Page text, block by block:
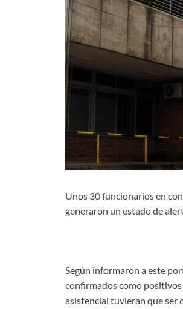
Unos 30 funcionarios en
generaron un estado de
Según informaron a este
confirmados como
asistencial tuvieran que ser